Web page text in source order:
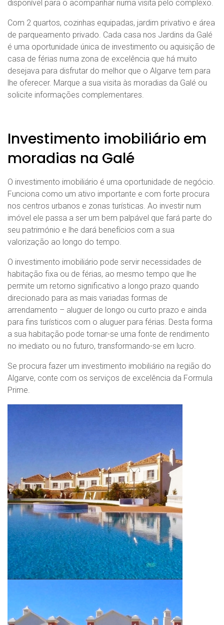
disponível para o acompanhar numa visita pelo complexo.
Com 2 quartos, cozinhas equipadas, jardim privativo e área
de parqueamento privado. Cada casa nos Jardins da Galé
é uma oportunidade única de investimento ou aquisição de
casa de férias numa zona de excelência que há muito
desejava para disfrutar do melhor que o Algarve tem para
lhe oferecer. Marque a sua visita às moradias da Galé ou
solicite informações complementares.
Investimento imobiliário em
moradias na Galé
O investimento imobiliário é uma oportunidade de negócio.
Funciona como um ativo importante e com forte procura
nos centros urbanos e zonas turísticas. Ao investir num
imóvel ele passa a ser um bem palpável que fará parte do
seu património e lhe dará benefícios com a sua
valorização ao longo do tempo.
O investimento imobiliário pode servir necessidades de
habitação fixa ou de férias, ao mesmo tempo que lhe
permite um retorno significativo a longo prazo quando
direcionado para as mais variadas formas de
arrendamento – aluguer de longo ou curto prazo e ainda
para fins turísticos com o aluguer para férias. Desta forma
a sua habitação pode tornar-se uma fonte de rendimento
no imediato ou no futuro, transformando-se em lucro.
Se procura fazer um investimento imobiliário na região do
Algarve, conte com os serviços de excelência da Formula
Prime.